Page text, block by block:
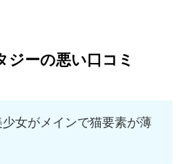
ジーの悪い口コミ
女がメインで猫要素が薄